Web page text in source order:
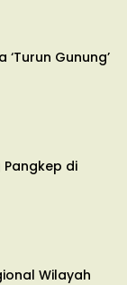
Gunung’
Pangkep di
Wilayah